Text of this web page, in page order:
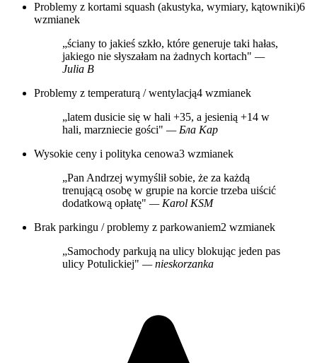
Problemy z kortami squash (akustyka, wymiary, kątowniki)6
wzmianek
„ściany to jakieś szkło, które generuje taki hałas,
jakiego nie słyszałam na żadnych kortach" —
Julia B
Problemy z temperaturą / wentylacją4 wzmianek
„latem dusicie się w hali +35, a jesienią +14 w
hali, marzniecie gości" — Бла Кар
Wysokie ceny i polityka cenowa3 wzmianek
„Pan Andrzej wymyślił sobie, że za każdą
trenującą osobę w grupie na korcie trzeba uiścić
dodatkową opłatę" — Karol KSM
Brak parkingu / problemy z parkowaniem2 wzmianek
„Samochody parkują na ulicy blokując jeden pas
ulicy Potulickiej" — nieskorzanka